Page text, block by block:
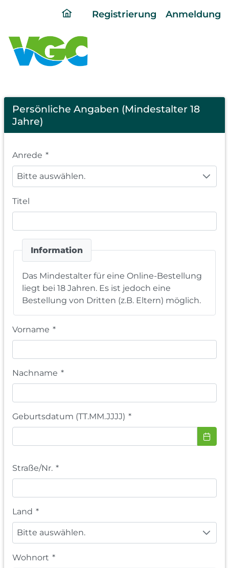
ding
page
Registrierung Anmeldung
Registration
Persönliche Angaben (Mindestalter 18
Jahre)
Anrede *
Bitte auswählen.
Titel
Information
Das Mindestalter für eine Online-Bestellung
liegt bei 18 Jahren. Es ist jedoch eine
Bestellung von Dritten (z.B. Eltern) möglich.
Vorname *
Nachname *
Geburtsdatum (TT.MM.JJJJ) *
Straße/Nr. *
Land *
Bitte auswählen.
Wohnort *